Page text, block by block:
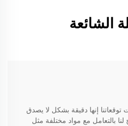
الشائعة
إنها دقيقة بشكل لا يصدق
بالتعامل مع مواد مختلفة مثل